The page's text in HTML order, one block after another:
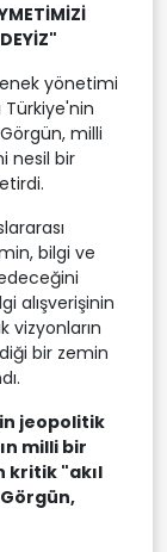
yönetimi
Türkiye'nin
milli
nesil bir
bilgi ve
alışverişinin
vizyonların
bir zemin
jeopolitik
milli bir
kritik "akıl